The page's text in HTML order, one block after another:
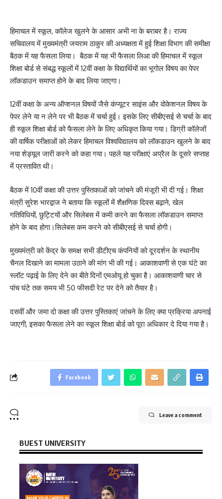
हिमाचल में स्कूल, कॉलेज खुलने के आसार अभी ना के बराबर है। राज्य
सचिवालय में मुख्यमंत्री जयराम ठाकुर की अध्यक्षता में हुई शिक्षा विभाग की समीक्षा
बैठक में यह फैसला लिया। बैठक में यह भी फैसला लिआ की हिमाचल में स्कूल
शिक्षा बोर्ड से संबद्ध स्कूलों में 12वीं कक्षा के विद्यार्थियों का भूगोल विषय का पेपर
लॉकडाउन समाप्त होने के बाद लिया जाएगा।
12वीं कक्षा के अन्य ऑप्शनल विषयों जैसे कंप्यूटर साइंस और वोकेशनल विषय के
पेपर लेने या न लेने पर भी बैठक में चर्चा हुई। इसके लिए सीबीएसई से चर्चा के बाद
ही स्कूल शिक्षा बोर्ड को फैसला लेने के लिए अधिकृत किया गया। डिग्री कॉलेजों
की वार्षिक परीक्षाओं को लेकर हिमाचल विश्वविद्यालय को लॉकडाउन खुलने के बाद
नया शेड्यूल जारी करने को कहा गया। पहले यह परीक्षाएं अप्रैल के दूसरे सप्ताह
में प्रस्तावित थी।
बैठक में 10वीं कक्षा की उत्तर पुस्तिकाओं को जांचने की मंजूरी भी दी गई। शिक्षा
मंत्री सुरेश भारद्वाज ने बताया कि स्कूलों में शैक्षणिक दिवस बढ़ाने, खेल
गतिविधियों, छुट्टियों और सिलेबस में कमी करने का फैसला लॉकडाउन समाप्त
होने के बाद होगा।सिलेबस कम करने को सीबीएसई से चर्चा होगी।
मुख्यमंत्री को केंद्र के समक्ष सभी डीटीएच कंपनियों को दूरदर्शन के स्थानीय
चैनल दिखाने का मामला उठाने की मांग भी की गई। आकाशवाणी से एक घंटे का
स्लॉट पढ़ाई के लिए देने का बीते दिनों एमओयू हो चुका है। आकाशवाणी चार से
पांच घंटे तक समय भी 50 फीसदी रेट पर देने को तैयार है।
दसवीं और जमा दो कक्षा की उत्तर पुस्तिकाएं जांचने के लिए क्या प्रक्रिया अपनाई
जाएगी, इसका फैसला लेने का स्कूल शिक्षा बोर्ड को पूरा अधिकार दे दिया गया है।
Facebook
Leave a comment
BUEST UNIVERSITY